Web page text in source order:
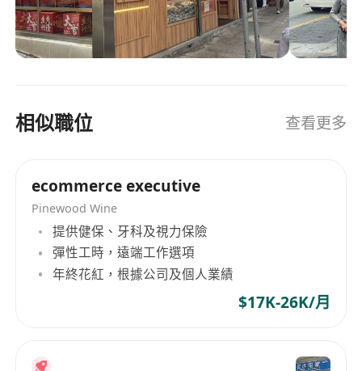
相似職位 查看更多
ecommerce executive
Pinewood Wine
提供健保、牙科及視力保險
彈性工時，遠端工作選項
年終花紅，根據公司及個人業績
$17K-26K/月